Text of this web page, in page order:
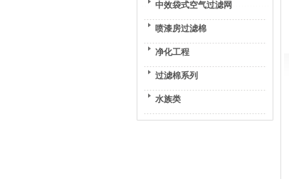
中效袋式空气过滤网
喷漆房过滤棉
净化工程
过滤棉系列
水族类